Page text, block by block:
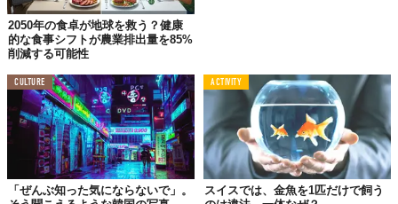
その日から、週末になると必ず何時間もかけてハイキングに出か
けるように。まだ遊びたい盛りだったFabioは、
気持ちはもちろんあったけど、それでも自然の中にいるときの“幸
せ”にどうしても会いに行きたかった」と、語っています。
彼の話から私は、「まるで恋に落ちたみたい」と、思ってしまい
ました。
アルプスで家族の時間を
2050年の食卓が地球を救う？健康
的な食事シフトが農業排出量を85%
削減する可能性
CULTURE
「ぜんぶ知った気にならないで」。
ACTIVITY
スイスでは、金魚を1匹だけで飼う